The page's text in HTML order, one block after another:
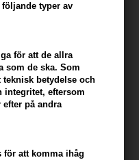
typer av
för att de allra
som de ska. Som
teknisk betydelse och
integritet, eftersom
på andra
för att komma ihåg
med zink & salvia är ett
mot mjäll. Schampot
en närande effekt och ger
balsam med zink &